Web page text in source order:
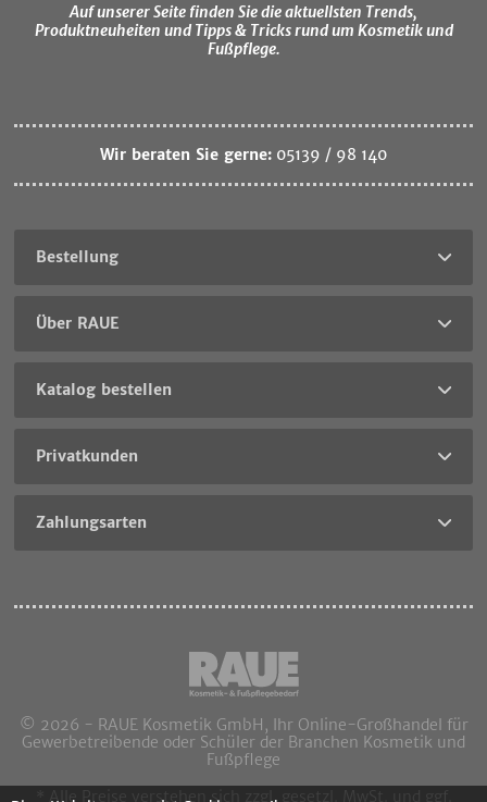
Auf unserer Seite finden Sie die aktuellsten Trends,
Produktneuheiten und Tipps & Tricks rund um Kosmetik und
Fußpflege.
Wir beraten Sie gerne: 05139 / 98 140
Bestellung
Über RAUE
Katalog bestellen
Privatkunden
Zahlungsarten
© 2026 - RAUE Kosmetik GmbH, Ihr Online-Großhandel für
Gewerbetreibende oder Schüler der Branchen Kosmetik und
Fußpflege
* Alle Preise verstehen sich zzgl. gesetzl. MwSt. und ggf.